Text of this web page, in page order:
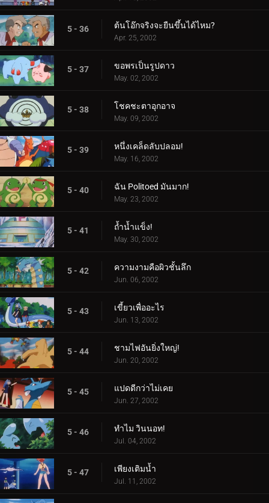
5 - 36 ต้นโอ๊กจริงจะยืนขึ้นได้ไหม?
Apr. 25, 2002
5 - 37 ขอพรเป็นรูปดาว
May. 02, 2002
5 - 38 โชคชะตาอุกอาจ
May. 09, 2002
5 - 39 หนึ่งเคล็ดลับปลอม!
May. 16, 2002
5 - 40 ฉัน Politoed มันมาก!
May. 23, 2002
5 - 41 ถ้ำน้ำแข็ง!
May. 30, 2002
5 - 42 ความงามคือผิวชั้นลึก
Jun. 06, 2002
5 - 43 เขี้ยวเพื่ออะไร
Jun. 13, 2002
5 - 44 ชามไฟอันยิ่งใหญ่!
Jun. 20, 2002
5 - 45 แปดดีกว่าไม่เคย
Jun. 27, 2002
5 - 46 ทำไม วินนอท!
Jul. 04, 2002
5 - 47 เพียงเติมน้ำ
Jul. 11, 2002